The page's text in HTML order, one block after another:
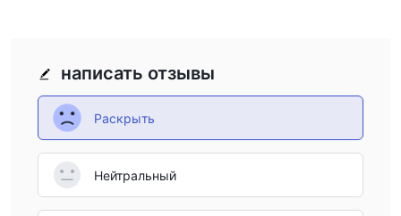
написать отзывы
Раскрыть
Нейтральный